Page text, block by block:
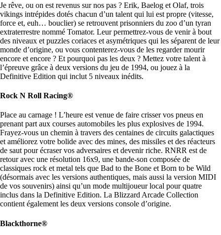
Je rêve, ou on est revenus sur nos pas ? Erik, Baelog et Olaf, trois
vikings intrépides dotés chacun d’un talent qui lui est propre (vitesse,
force et, euh… bouclier) se retrouvent prisonniers du zoo d’un tyran
extraterrestre nommé Tomator. Leur permettrez-vous de venir à bout
des niveaux et puzzles coriaces et asymétriques qui les séparent de leur
monde d’origine, ou vous contenterez-vous de les regarder mourir
encore et encore ? Et pourquoi pas les deux ? Mettez votre talent à
l’épreuve grâce à deux versions du jeu de 1994, ou jouez à la
Definitive Edition qui inclut 5 niveaux inédits.
Rock N Roll Racing®
Place au carnage ! L’heure est venue de faire crisser vos pneus en
prenant part aux courses automobiles les plus explosives de 1994.
Frayez-vous un chemin à travers des centaines de circuits galactiques
et améliorez votre bolide avec des mines, des missiles et des réacteurs
de saut pour écraser vos adversaires et devenir riche. RNRR est de
retour avec une résolution 16x9, une bande-son composée de
classiques rock et metal tels que Bad to the Bone et Born to be Wild
(désormais avec les versions authentiques, mais aussi la version MIDI
de vos souvenirs) ainsi qu’un mode multijoueur local pour quatre
inclus dans la Definitive Edition. La Blizzard Arcade Collection
contient également les deux versions console d’origine.
Blackthorne®